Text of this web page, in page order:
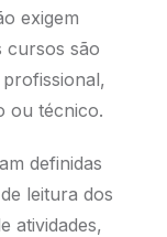
exigem
cursos são
ou técnico.
definidas
leitura dos
atividades,